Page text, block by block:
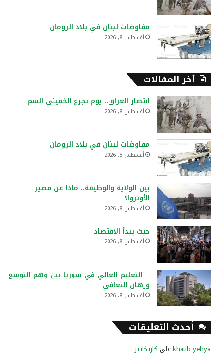
مفاوضات لبنان في بلاد الرومان
أغسطس 8, 2026
أخر المقالات
انتصار العراق.. يوم تجرع الخميني السم
أغسطس 8, 2026
مفاوضات لبنان في بلاد الرومان
أغسطس 8, 2026
بين الولاية والوظيفة.. ماذا عن مصير
الأونروا؟
أغسطس 8, 2026
حيث يبدأ الاقتصاد
أغسطس 8, 2026
التعليم العالي في سوريا بين وهم التوسع
ورهان التعافي
أغسطس 8, 2026
أحدث التعليقات
khatib yehyaعلى كاريكاتير